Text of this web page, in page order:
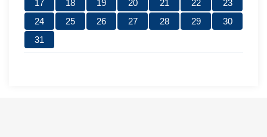
17
18 19 20 21 22
23
24
25 26 27 28 29
30
31